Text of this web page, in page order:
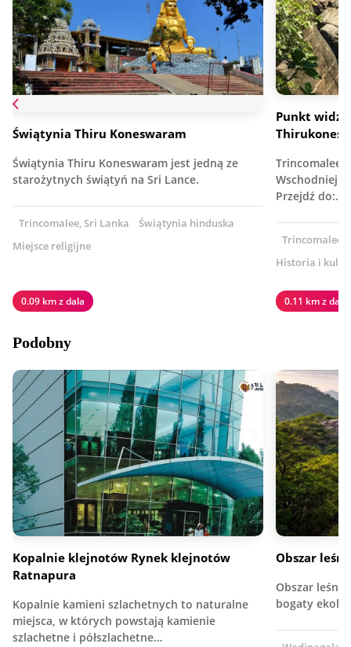
Świątynia Thiru Koneswaram
Świątynia Thiru Koneswaram jest jedną ze
starożytnych świątyń na Sri Lance.
Trincomalee, Sri Lanka
Świątynia hinduska
Miejsce religijne
0.09 km z dala
Punkt
Trincomalee
Wschodniej
Przejdź do:…
Trincomalee,
Historia i
0.11 km z dala
Podobny
Kopalnie klejnotów Rynek klejnotów
Ratnapura
Kopalnie kamieni szlachetnych to naturalne
miejsca, w których powstają kamienie
szlachetne i półszlachetne…
Obszar
Obszar leśny
bogaty